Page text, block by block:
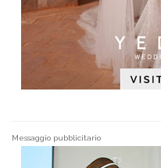
Messaggio pubblicitario